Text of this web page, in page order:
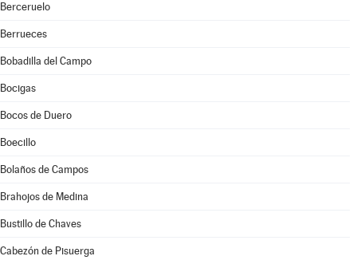
Berceruelo
Berrueces
Bobadilla del Campo
Bocigas
Bocos de Duero
Boecillo
Bolaños de Campos
Brahojos de Medina
Bustillo de Chaves
Cabezón de Pisuerga